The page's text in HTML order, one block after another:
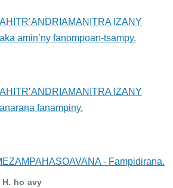
IZANY
amin’ny fanompoan-tsampy.
IZANY
fanampiny.
- Fampidirana.
H. ho avy